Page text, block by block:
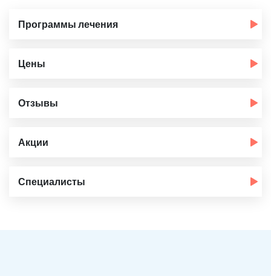
Программы лечения
Цены
Отзывы
Акции
Специалисты